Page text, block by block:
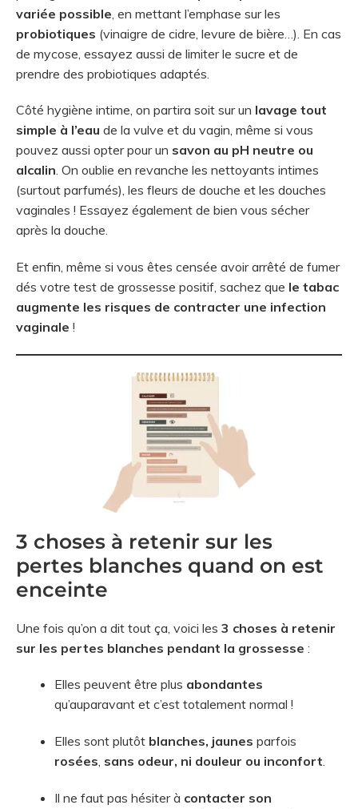
variée possible , en mettant l’emphase sur les
probiotiques (vinaigre de cidre, levure de bière…). En cas
de mycose, essayez aussi de limiter le sucre et de
prendre des probiotiques adaptés.
Côté hygiène intime, on partira soit sur un lavage tout
simple à l’eau de la vulve et du vagin, même si vous
pouvez aussi opter pour un savon au pH neutre ou
alcalin. On oublie en revanche les nettoyants intimes
(surtout parfumés), les fleurs de douche et les douches
vaginales ! Essayez également de bien vous sécher
après la douche.
Et enfin, même si vous êtes censée avoir arrêté de fumer
dés votre test de grossesse positif, sachez que le tabac
augmente les risques de contracter une infection
vaginale !
3 choses à retenir sur les
pertes blanches quand on est
enceinte
Une fois qu’on a dit tout ça, voici les 3 choses à retenir
sur les pertes blanches pendant la grossesse :
Elles peuvent être plus abondantes
qu’auparavant et c’est totalement normal !
Elles sont plutôt blanches, jaunes parfois
rosées, sans odeur, ni douleur ou inconfort.
Il ne faut pas hésiter à contacter son